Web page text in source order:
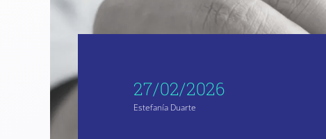
27/02/2026
Estefanía Duarte